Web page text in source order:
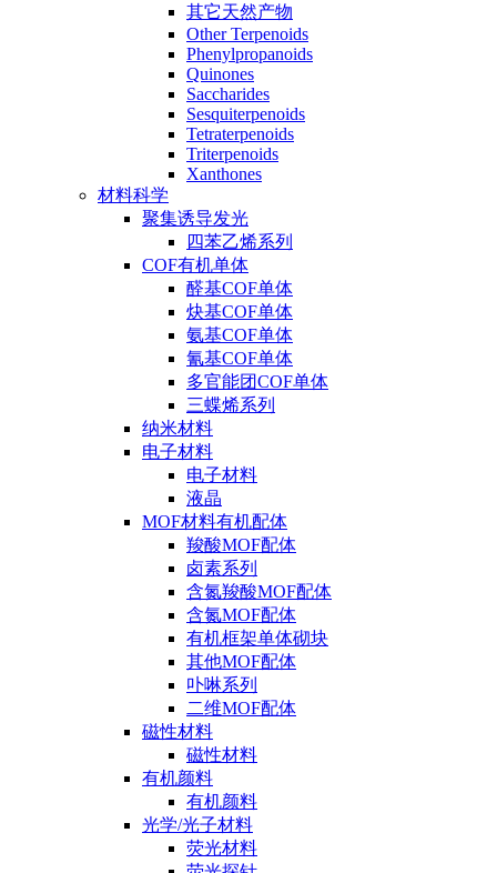
其它天然产物
Other Terpenoids
Phenylpropanoids
Quinones
Saccharides
Sesquiterpenoids
Tetraterpenoids
Triterpenoids
Xanthones
材料科学
聚集诱导发光
四苯乙烯系列
COF有机单体
醛基COF单体
炔基COF单体
氨基COF单体
氰基COF单体
多官能团COF单体
三蝶烯系列
纳米材料
电子材料
电子材料
液晶
MOF材料有机配体
羧酸MOF配体
卤素系列
含氮羧酸MOF配体
含氮MOF配体
有机框架单体砌块
其他MOF配体
卟啉系列
二维MOF配体
磁性材料
磁性材料
有机颜料
有机颜料
光学/光子材料
荧光材料